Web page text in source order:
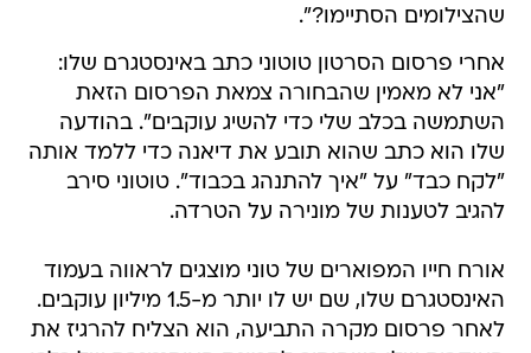
שהצילומים הסתיימו?".
אחרי פרסום הסרטון טוטוני כתב באינסטגרם שלו:
"אני לא מאמין שהבחורה צמאת הפרסום הזאת
השתמשה בכלב שלי כדי להשיג עוקבים". בהודעה
שלו הוא כתב שהוא תובע את דיאנה כדי ללמד אותה
"לקח כבד" על "איך להתנהג בכבוד". טוטוני סירב
להגיב לטענות של מונירה על הטרדה.
אורח חייו המפוארים של טוני מוצגים לראווה בעמוד
האינסטגרם שלו, שם יש לו יותר מ-1.5 מיליון עוקבים.
לאחר פרסום מקרה התביעה, הוא הצליח להרגיז את